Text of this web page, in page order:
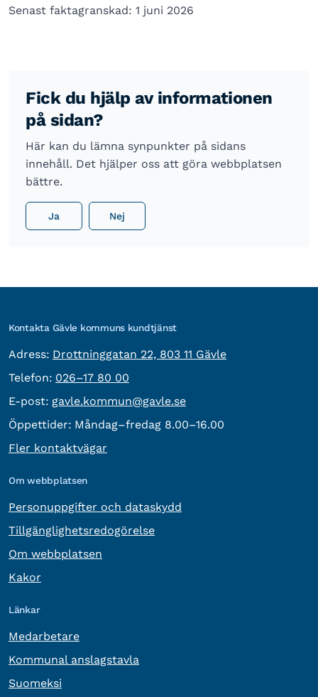
Senast faktagranskad: 1 juni 2026
Fick du hjälp av informationen
på sidan?
Här kan du lämna synpunkter på sidans
innehåll. Det hjälper oss att göra webbplatsen
bättre.
Ja Nej
Kontakta Gävle kommuns kundtjänst
Adress: besöksadress:
Drottninggatan 22, 803 11 Gävle
Telefon: Telefon:
026–17 80 00
E-post: E-post:
gavle.kommun@gavle.se
Öppettider: Måndag–fredag 8.00–16.00
Fler kontaktvägar
Om webbplatsen
Personuppgifter och dataskydd
Tillgänglighetsredogörelse
Om webbplatsen
Kakor
Länkar
Medarbetare
Kommunal anslagstavla
Suomeksi